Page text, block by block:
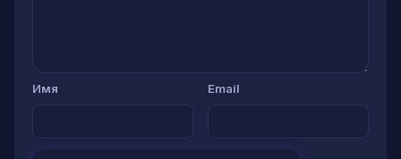
Имя Email